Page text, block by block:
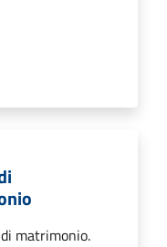
matrimonio.